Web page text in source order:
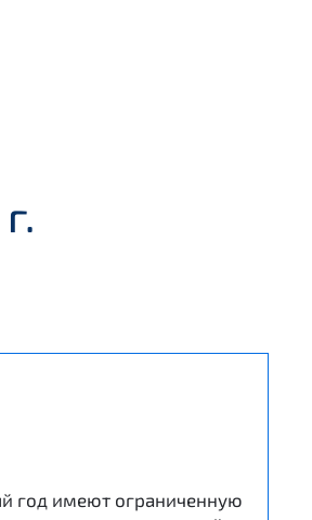
год имеют ограниченную